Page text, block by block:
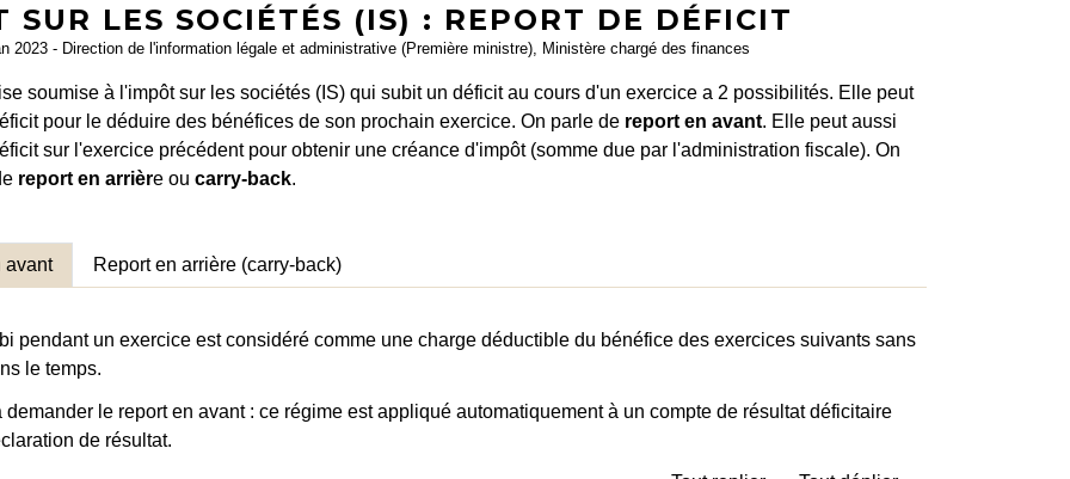
SUR LES SOCIÉTÉS (IS) : REPORT DE DÉFICIT
2023 - Direction de l'information légale et administrative (Première ministre), Ministère chargé des finances
soumise à l'impôt sur les sociétés (IS) qui subit un déficit au cours d'un exercice a 2 possibilités. Elle peut
pour le déduire des bénéfices de son prochain exercice. On parle de report en avant. Elle peut aussi
sur l'exercice précédent pour obtenir une créance d'impôt (somme due par l'administration fiscale). On
report en arrière ou carry-back.
avant Report en arrière (carry-back)
pendant un exercice est considéré comme une charge déductible du bénéfice des exercices suivants sans
le temps.
demander le report en avant : ce régime est appliqué automatiquement à un compte de résultat déficitaire
de résultat.